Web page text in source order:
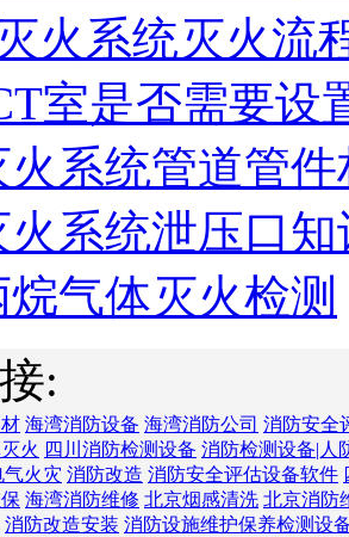
火系统灭火流
室是否需要设
系统管道管
系统泄压口
气体灭火检测
:
海湾消防设备 海湾消防公司 消防安全
火 四川消防检测设备 消防检测设备|人
气火灾 消防改造 消防安全评估设备软件
海湾消防维修 北京烟感清洗 北京消防
消防改造安装 消防设施维护保养检测设